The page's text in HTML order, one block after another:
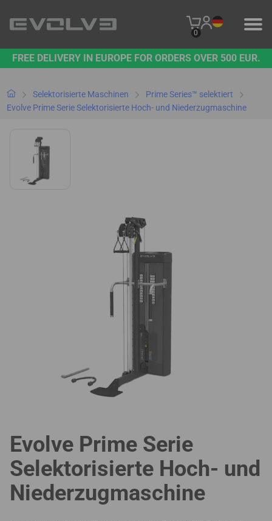
0
PRODUKTE
UNSERE MARKE
B2B-PLATTFORM
FREE DELIVERY IN EUROPE FOR ORDERS OVER 500 EUR.
Selektorisierte Maschinen
Prime Series™ selektiert
Evolve Prime Serie Selektorisierte Hoch- und Niederzugmaschine
Evolve Prime Serie
Selektorisierte Hoch- und
Niederzugmaschine